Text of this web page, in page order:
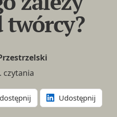
twórcy?
czytania
Udostępnij